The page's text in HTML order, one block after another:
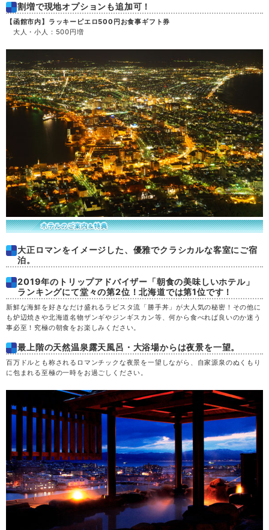
土 29
月 31
割増で現地オプションも追加可！
【函館市内】ラッキーピエロ500円お食事ギフト券
大人・小人：500円増
大正ロマンをイメージした、優雅でクラシカルな客室にご宿
泊。
2019年のトリップアドバイザー「朝食の美味しいホテル」
ランキングにて堂々の第2位！北海道では第1位です！
新鮮な海鮮を好きなだけ盛れるラビスタ流「勝手丼」が大人気の秘密！その他に
も炉辺焼きや北海道名物ザンギやジンギスカン等、何から食べれば良いのか迷う
事必至！究極の朝食をお楽しみください。
最上階の天然温泉露天風呂・大浴場からは夜景を一望。
百万ドルとも称されるロマンチックな夜景を一望しながら、自家源泉のぬくもり
に包まれる至極の一時をお過ごしください。